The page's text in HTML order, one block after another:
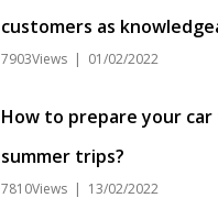
customers as
7903Views | 01/02/2022
How to prepare your
summer trips?
7810Views | 13/02/2022